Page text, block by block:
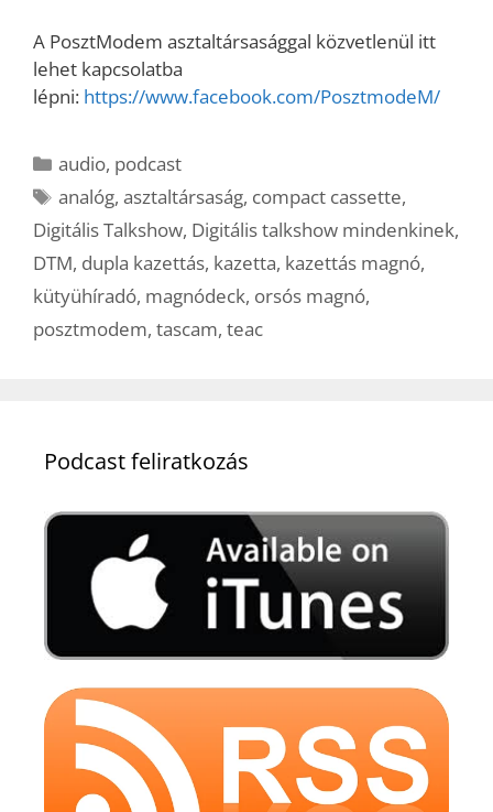
A PosztModem asztaltársasággal közvetlenül itt
lehet kapcsolatba
lépni: https://www.facebook.com/PosztmodeM/
Kategória
audio, podcast
Címkék
analóg,asztaltársaság, compact cassette,
Digitális Talkshow, Digitális talkshow mindenkinek,
DTM, dupla kazettás, kazetta, kazettás magnó,
kütyühíradó, magnódeck, orsós magnó,
posztmodem, tascam, teac
Podcast feliratkozás